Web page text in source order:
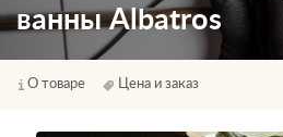
ванны Albatros
О товаре Цена и заказ